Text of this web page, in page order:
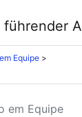
Equipe
em Equipe